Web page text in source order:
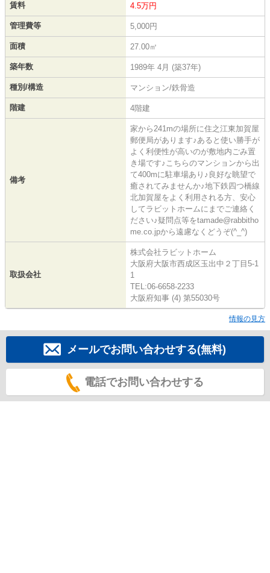
賃料 4.5万円
管理費等 5,000円
面積 27.00㎡
築年数 1989年 4月 (築37年)
種別/構造 マンション/鉄骨造
階建 4階建
備考
家から241mの場所に住之江東加賀屋
郵便局があります♪あると使い勝手が
よく利便性が高いのが敷地内ごみ置
き場です♪こちらのマンションから出
て400mに駐車場あり♪良好な眺望で
癒されてみませんか♪地下鉄四つ橋線
北加賀屋をよく利用される方、安心
してラビットホームにまでご連絡く
ださい♪疑問点等をtamade@rabbitho
me.co.jpから遠慮なくどうぞ(^_^)
取扱会社
株式会社ラビットホーム
大阪府大阪市西成区玉出中２丁目5-1
1
TEL:06-6658-2233
大阪府知事 (4) 第55030号
情報の見方
メールでお問い合わせする(無料)
電話でお問い合わせする